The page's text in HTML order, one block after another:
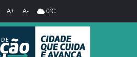
A+ A- 0ºC